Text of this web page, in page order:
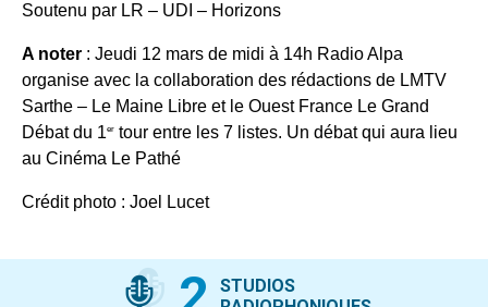
Soutenu par LR – UDI – Horizons
A noter : Jeudi 12 mars de midi à 14h Radio Alpa
organise avec la collaboration des rédactions de LMTV
Sarthe – Le Maine Libre et le Ouest France Le Grand
Débat du 1er tour entre les 7 listes. Un débat qui aura lieu
au Cinéma Le Pathé
Crédit photo : Joel Lucet
STUDIOS